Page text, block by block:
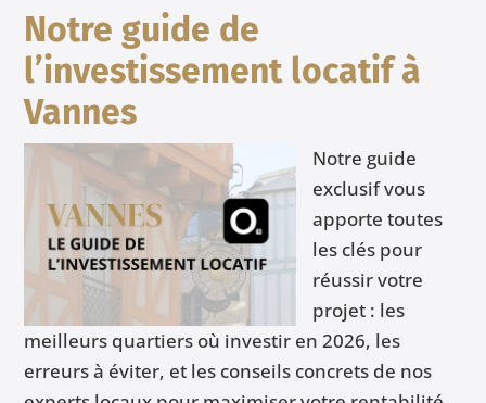
Notre guide de
l’investissement locatif à
Vannes
Notre guide
exclusif vous
apporte toutes
les clés pour
réussir votre
projet : les
meilleurs quartiers où investir en 2026, les
erreurs à éviter, et les conseils concrets de nos